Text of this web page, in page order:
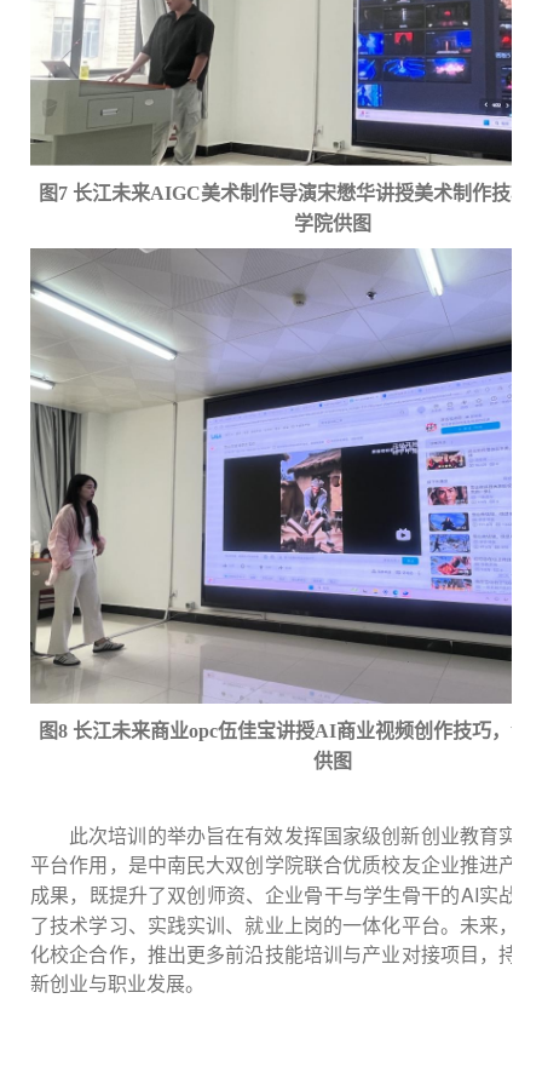
图7 长江未来AIGC美术制作导演宋懋华讲授美术制作技巧
学院供图
图8 长江未来商业opc伍佳宝讲授AI商业视频创作技巧，创
供图
此次培训的举办旨在有效发挥国家级创新创业教育实
平台作用，是中南民大双创学院联合优质校友企业推进产
成果，既提升了双创师资、企业骨干与学生骨干的AI实战
了技术学习、实践实训、就业上岗的一体化平台。未来，
化校企合作，推出更多前沿技能培训与产业对接项目，持
新创业与职业发展。